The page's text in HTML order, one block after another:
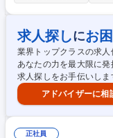
療商社やメーカーと連携
ーチによるポテンシャル
握と連携によるエリアポ
Tを通じて、注力商材の
スキル、経験によりメ
当。 募集職種 【法人営業】医療機関のデジタルヘルス設備投資をリース
(金融)で課題解決/NTT
求人探しにお
業界トップクラスの求人
あなたの力を最大限に発
求人探しをお手伝いしま
アドバイザーに相
正社員